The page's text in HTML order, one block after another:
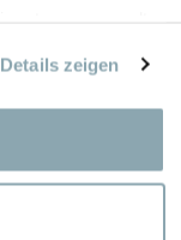
Details zeigen